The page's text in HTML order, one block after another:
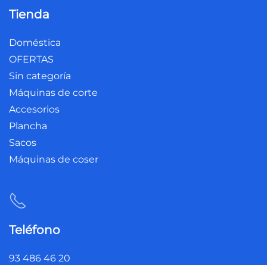
Tienda
Doméstica
OFERTAS
Sin categoría
Máquinas de corte
Accesorios
Plancha
Sacos
Máquinas de coser
Teléfono
93 486 46 20